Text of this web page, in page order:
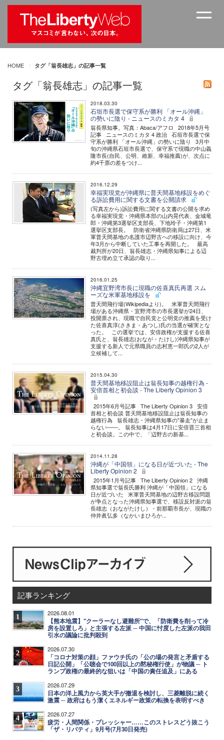
HOME タグ「翁長雄志」の記事一覧
タグ「翁長雄志」の記事一覧
2018.03.30
石垣市長選で保守系が勝利 「オール沖縄」
の勢いに陰り - ニュースのミカタ 4
翁長県知事。写真：Abaca/アフロ 2018年5月号
記事 ニュースのミカタ 4 政治 石垣市長選で保
守系が勝利 「オール沖縄」の勢いに陰り 3月中
旬の沖縄県石垣市長選で、保守系で現職の中山義
隆市長(自民、公明、維新、幸福推薦)が、次点に
約4千票の差をつけ...
2016.12.29
幸福実現党が沖縄県に普天間基地移設をめぐ
る訴訟費用に関する文書を公開請求
(写真左から)訴訟費用に関する文書の公開を求め
る幸福実現党・沖縄県本部の山内晃代表、金城竜
郎・沖縄第3選挙区支部長、下地玲子・沖縄第1
選挙区支部長。 防衛省沖縄県防衛局は27日、米
軍普天間基地の名護市辺野古への移設に向け、今
年3月から中断していた工事を再開した。 最高
裁判所が20日、翁長雄志・沖縄県知事による辺
野古埋め立て承認の取り...
2016.01.25
沖縄宜野湾市長に現職の佐喜真氏再選 スム
ーズな米軍基地移設を
普天間飛行場(Wikipediaより)。 米軍普天間飛行
場がある沖縄県・宜野湾市の市長選挙が24日、
投開票され、現職で自民党と公明党の推薦を受け
た佐喜真淳(さきま・あつし)氏の当選が確実とな
った。 この選挙では、安倍政権が支援する佐喜
真氏と、翁長雄志(おなが・たけし)沖縄県知事が
支援する新人で元県職員の志村恵一郎氏の2人が
立候補して...
2015.04.30
普天間基地移設阻止は翁長知事の越権行為 -
安倍首相と初会談 - The Liberty Opinion 3
2015年6月号記事 The Liberty Opinion 3 安倍
首相と初会談 普天間基地移設阻止は翁長知事の
越権行為 翁長雄志・沖縄県知事の"暴走"が止ま
らない――。 翁長知事は4月17日に安倍晋三首相
と初会談。この中で、「辺野古の新基...
2014.11.28
沖縄が「中国領」になる日が近づいた - The
Liberty Opinion 2
2015年1月号記事 The Liberty Opinion 2 沖縄
県知事選で翁長氏勝利 沖縄が「中国領」になる
日が近づいた 米軍普天間基地の辺野古移設問題
が争点となった沖縄県知事選で、移設反対派の翁
長雄志（おながたけし）・前那覇市長が、現職の
仲井眞弘多（なかいまひろか...
記事ランキング
1 2026.08.01
【熊本地震】"クーラーなし避難所"で、「防衛費を削って冷
房を設置しろ」と主張する左派 ─ 中国に忖度した左派の我田
引水の議論に批判殺到
2 2026.07.30
「コロナ対策の顔」ファウチ氏の「公の場の発言と矛盾する
日記公開」「公聴会で100回以上の黙秘権行使」が物議 ─ ト
ランプ政権の最終的な狙いは「中国の責任追及」にある
3 2026.07.29
日本の洋上風力から英大手が撤退を検討し、三菱離脱に続く
激震 ─ 政府はもう潔くエネルギー政策の転換を表明すべき
4 2026.07.27
疲労・人間関係・プレッシャー……このストレスどう抜こう
「ザ・リバティ」9月号(7月30日発売)